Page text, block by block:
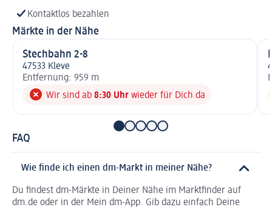
Kontaktlos bezahlen
Märkte in der Nähe
Stechbahn 2-8
47533 Kleve
Entfernung: 959 m
Wir sind ab 8:30 Uhr wieder für Dich da
FAQ
Wie finde ich einen dm-Markt in meiner Nähe?
Du findest dm-Märkte in Deiner Nähe im Marktfinder auf
dm.de oder in der Mein dm-App. Gib dazu einfach Deine